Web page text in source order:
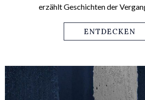
erzählt Geschichten der
modernen Geschmack als auch
ENTDECKEN